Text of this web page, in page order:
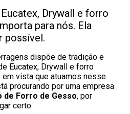
Drywall e forro
para nós. Ela
possível.
dispõe de tradição e
Eucatex, Drywall e forro
em vista que atuamos nesse
procurando por uma empresa
de Forro de Gesso, por
certo.